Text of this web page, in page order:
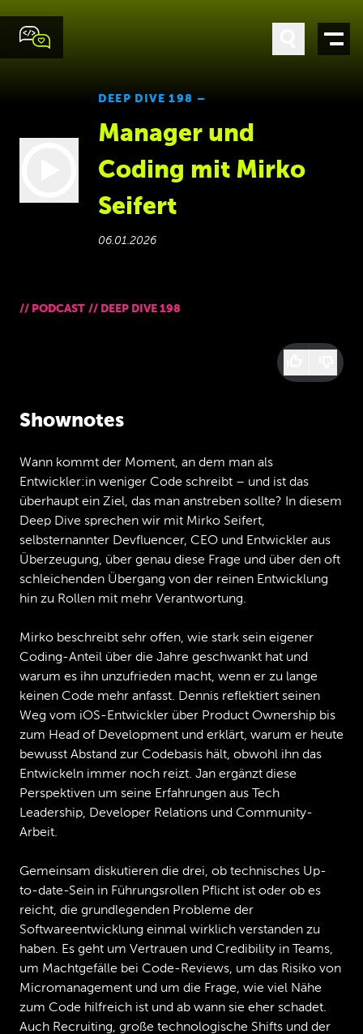
DEEP DIVE 198 –
Manager und
Coding mit Mirko
Seifert
06.01.2026
// PODCAST // DEEP DIVE 198
Shownotes
Wann kommt der Moment, an dem man als
Entwickler:in weniger Code schreibt – und ist das
überhaupt ein Ziel, das man anstreben sollte? In diesem
Deep Dive sprechen wir mit Mirko Seifert,
selbsternannter Devfluencer, CEO und Entwickler aus
Überzeugung, über genau diese Frage und über den oft
schleichenden Übergang von der reinen Entwicklung
hin zu Rollen mit mehr Verantwortung.
Mirko beschreibt sehr offen, wie stark sein eigener
Coding-Anteil über die Jahre geschwankt hat und
warum es ihn unzufrieden macht, wenn er zu lange
keinen Code mehr anfasst. Dennis reflektiert seinen
Weg vom iOS-Entwickler über Product Ownership bis
zum Head of Development und erklärt, warum er heute
bewusst Abstand zur Codebasis hält, obwohl ihn das
Entwickeln immer noch reizt. Jan ergänzt diese
Perspektiven um seine Erfahrungen aus Tech
Leadership, Developer Relations und Community-
Arbeit.
Gemeinsam diskutieren die drei, ob technisches Up-
to-date-Sein in Führungsrollen Pflicht ist oder ob es
reicht, die grundlegenden Probleme der
Softwareentwicklung einmal wirklich verstanden zu
haben. Es geht um Vertrauen und Credibility in Teams,
um Machtgefälle bei Code-Reviews, um das Risiko von
Micromanagement und um die Frage, wie viel Nähe
zum Code hilfreich ist und ab wann sie eher schadet.
Auch Recruiting, große technologische Shifts und der